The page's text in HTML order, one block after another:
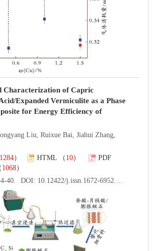
Characterization of Capric
Expanded Vermiculite as a Phase
for Energy Efficiency of
Liu, Ruixue Bai, Jiahui Zhang,
1284） HTML （ 10）
PDF
1068）
40.
DOI: 10.12422/j.issn.1672-6952.2023.03.006